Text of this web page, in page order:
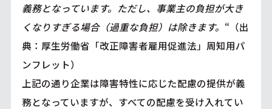
義務となっています。ただし、事業主の負担が大き
くなりすぎる場合（過重な負担）は除きます。 “（出
典：厚生労働省「改正障害者雇用促進法」周知用パ
ンフレット）
上記の通り企業は障害特性に応じた配慮の提供が義
務となっていますが、すべての配慮を受け入れてい